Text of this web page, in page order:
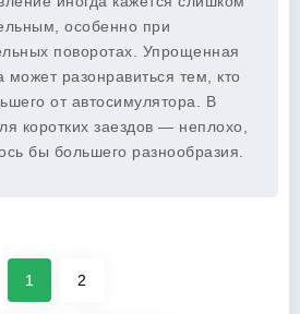
особенно при
поворотах. Упрощенная
может разонравиться тем, кто
от автосимулятора. В
коротких заездов — неплохо,
бы большего разнообразия.
1 2